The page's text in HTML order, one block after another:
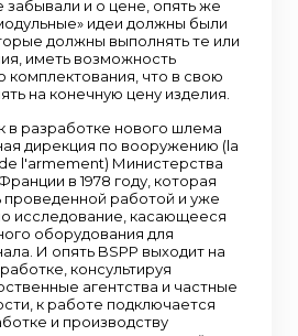
и о цене, опять же
идеи должны были
должны выполнять те или
иметь возможность
комплектования, что в свою
на конечную цену изделия.
в разработке нового шлема
дирекция по вооружению (la
l'armement) Министерства
в 1978 году, которая
проведенной работой и уже
исследование, касающееся
оборудования для
И опять BSPP выходит на
консультируя
агентства и частные
к работе подключается
и производству